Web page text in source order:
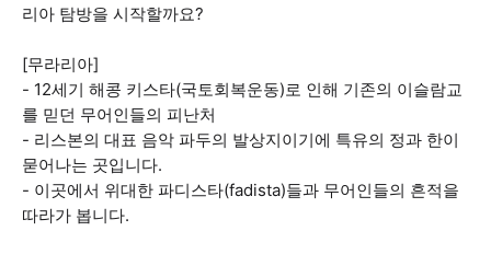
리아 탐방을 시작할까요?
[무라리아]
- 12세기 해콩 키스타(국토회복운동)로 인해 기존의 이슬람교
를 믿던 무어인들의 피난처
- 리스본의 대표 음악 파두의 발상지이기에 특유의 정과 한이
묻어나는 곳입니다.
- 이곳에서 위대한 파디스타(fadista)들과 무어인들의 흔적을
따라가 봅니다.